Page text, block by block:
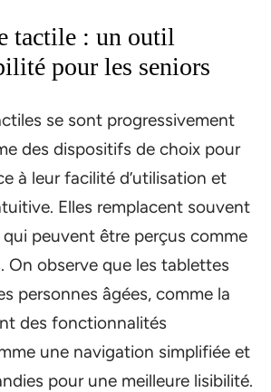
tactile : un outil
pour les seniors
se sont progressivement
des dispositifs de choix pour
à leur facilité d’utilisation et
Elles remplacent souvent
qui peuvent être perçus comme
On observe que les tablettes
personnes âgées, comme la
des fonctionnalités
une navigation simplifiée et
pour une meilleure lisibilité.